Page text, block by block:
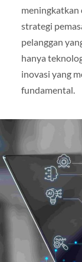
meningkatkan
strategi
pelanggan
hanya
inovasi yang
fundamental.